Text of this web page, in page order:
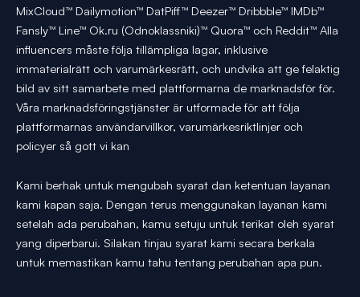
MixCloud™ Dailymotion™ DatPiff™ Deezer™ Dribbble™ IMDb™
Fansly™ Line™ Ok.ru (Odnoklassniki)™ Quora™ och Reddit™ Alla
influencers måste följa tillämpliga lagar, inklusive
immaterialrätt och varumärkesrätt, och undvika att ge felaktig
bild av sitt samarbete med plattformarna de marknadsför för.
Våra marknadsföringstjänster är utformade för att följa
plattformarnas användarvillkor, varumärkesriktlinjer och
policyer så gott vi kan
Kami berhak untuk mengubah syarat dan ketentuan layanan
kami kapan saja. Dengan terus menggunakan layanan kami
setelah ada perubahan, kamu setuju untuk terikat oleh syarat
yang diperbarui. Silakan tinjau syarat kami secara berkala
untuk memastikan kamu tahu tentang perubahan apa pun.